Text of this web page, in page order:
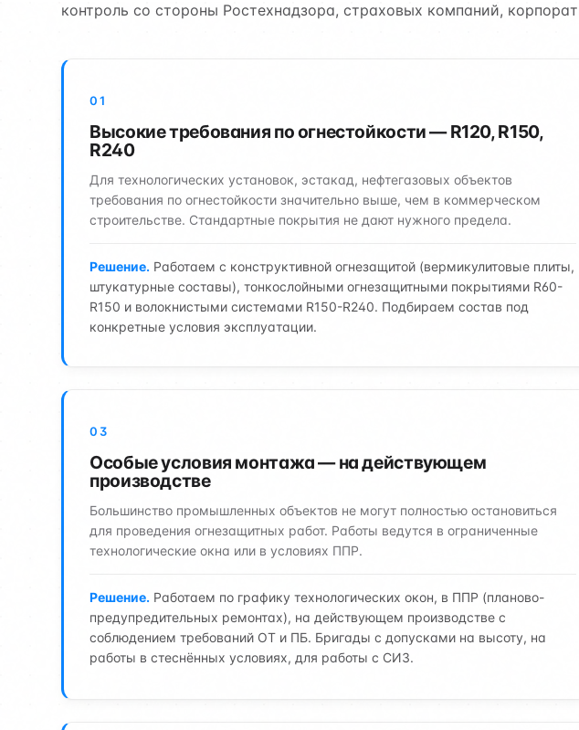
контроль со стороны Ростехнадзора, страховых компаний,
01
Высокие требования по огнестойкости — R120, R150,
R240
Для технологических установок, эстакад, нефтегазовых объектов
требования по огнестойкости значительно выше, чем в коммерческом
строительстве. Стандартные покрытия не дают нужного предела.
Решение. Работаем с конструктивной огнезащитой (вермикулитовые плиты,
штукатурные составы), тонкослойными огнезащитными покрытиями R60-
R150 и волокнистыми системами R150-R240. Подбираем состав под
конкретные условия эксплуатации.
03
Особые условия монтажа — на действующем
производстве
Большинство промышленных объектов не могут полностью остановиться
для проведения огнезащитных работ. Работы ведутся в ограниченные
технологические окна или в условиях ППР.
Решение. Работаем по графику технологических окон, в ППР (планово-
предупредительных ремонтах), на действующем производстве с
соблюдением требований ОТ и ПБ. Бригады с допусками на высоту, на
работы в стеснённых условиях, для работы с СИЗ.